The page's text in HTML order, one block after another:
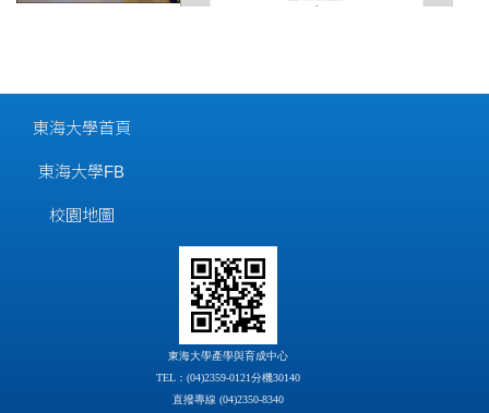
東海大學首頁
東海大學FB
校園地圖
東海大學產學與育成中心
TEL：(04)2359-0121分機30140
直撥專線 (04)2350-8340